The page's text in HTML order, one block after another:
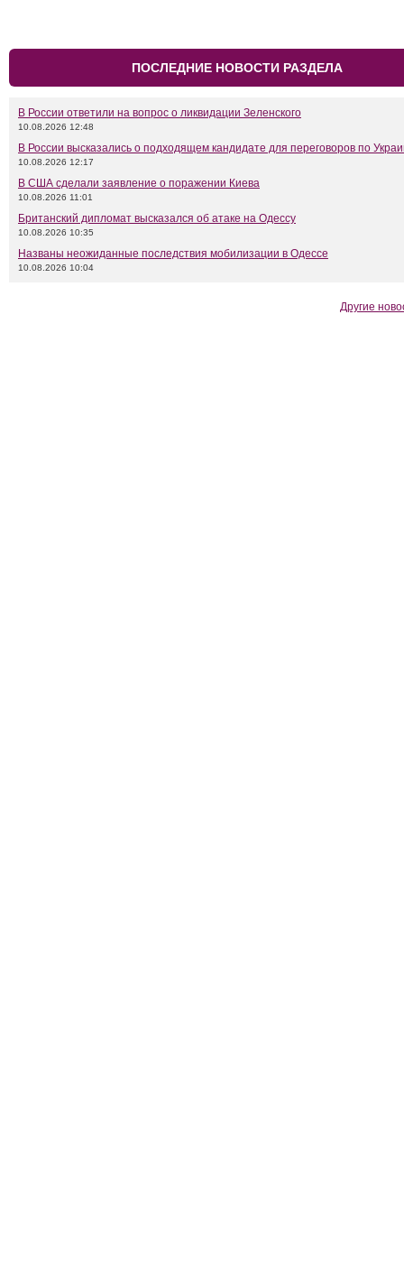
ПОСЛЕДНИЕ НОВОСТИ РАЗДЕЛА
В России ответили на вопрос о ликвидации Зеленского
10.08.2026 12:48
В России высказались о подходящем кандидате для переговоров по
10.08.2026 12:17
В США сделали заявление о поражении Киева
10.08.2026 11:01
Британский дипломат высказался об атаке на Одессу
10.08.2026 10:35
Названы неожиданные последствия мобилизации в Одессе
10.08.2026 10:04
Другие